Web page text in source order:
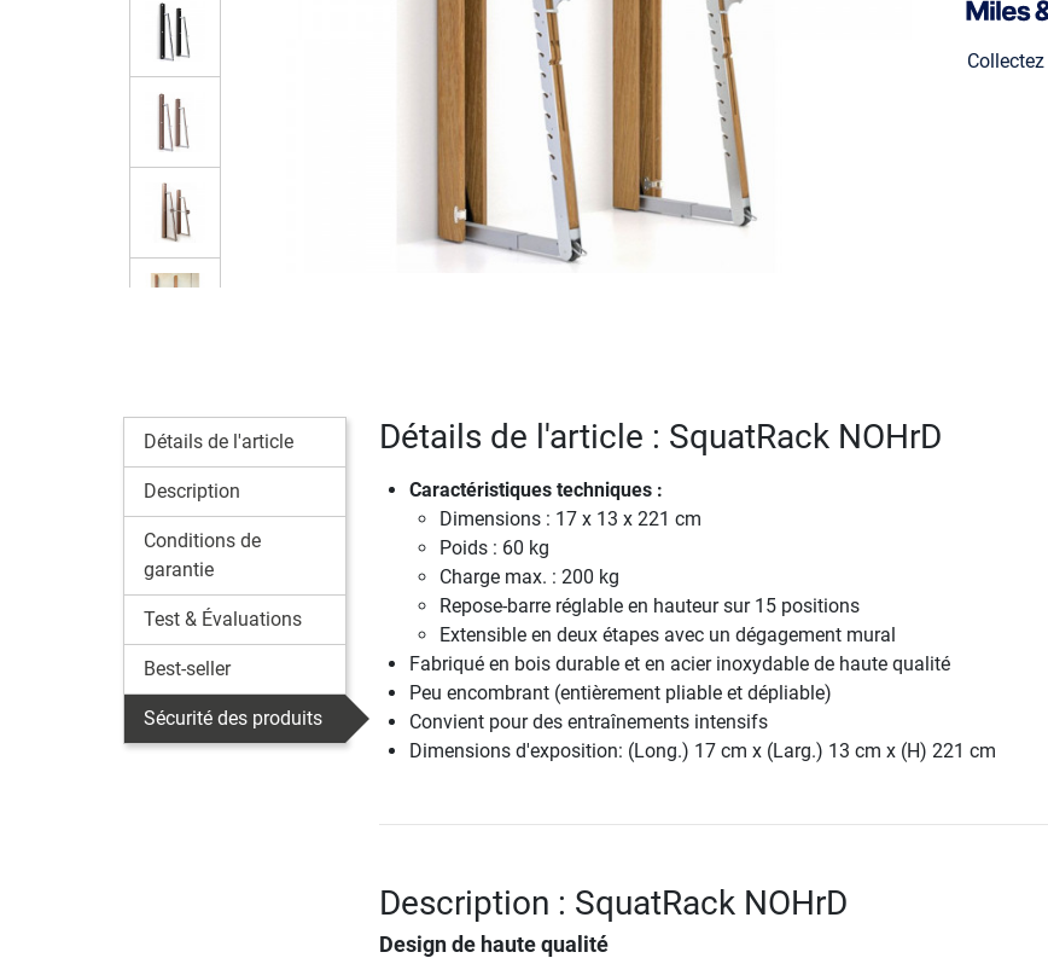
Collectez
Détails de l'article
Description
Conditions de
garantie
Test & Évaluations
Best-seller
Sécurité des produits
Détails de l'article : SquatRack NOHrD
Caractéristiques techniques :
Dimensions : 17 x 13 x 221 cm
Poids : 60 kg
Charge max. : 200 kg
Repose-barre réglable en hauteur sur 15 positions
Extensible en deux étapes avec un dégagement mural
Fabriqué en bois durable et en acier inoxydable de haute qualité
Peu encombrant (entièrement pliable et dépliable)
Convient pour des entraînements intensifs
Dimensions d'exposition: (Long.) 17 cm x (Larg.) 13 cm x (H) 221 cm
Description : SquatRack NOHrD
Design de haute qualité